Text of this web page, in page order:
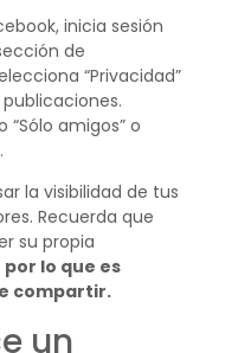
inicia sesión
de
“Privacidad”
amigos” o
la visibilidad de tus
Recuerda que
su propia
por lo que es
compartir.
un